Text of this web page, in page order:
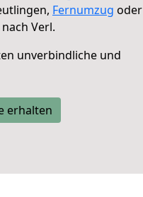
Fernumzug oder
Verl.
unverbindliche und
erhalten